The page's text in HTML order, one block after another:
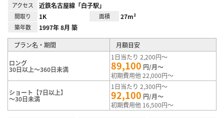
アクセス 近鉄名古屋線「白子駅」
間取り 1K 面積 27m²
築年数 1997年 8月 築
プラン名・期間 月額目安
ロング
30日以上～360日未満
1日当たり 2,200円～
89,100 円/月～
初期費用他 22,000円～
ショート【7日以上】
～30日未満
1日当たり 2,300円～
92,100 円/月～
初期費用他 16,500円～